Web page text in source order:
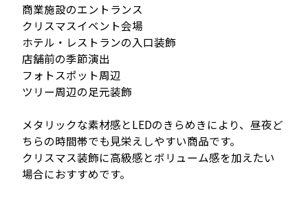
商業施設のエントランス
クリスマスイベント会場
ホテル・レストランの入口装飾
店舗前の季節演出
フォトスポット周辺
ツリー周辺の足元装飾
メタリックな素材感とLEDのきらめきにより、昼夜ど
ちらの時間帯でも見栄えしやすい商品です。
クリスマス装飾に高級感とボリューム感を加えたい
場合におすすめです。